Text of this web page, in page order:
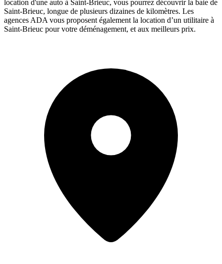
location d'une auto à Saint-Brieuc, vous pourrez découvrir la baie de
Saint-Brieuc, longue de plusieurs dizaines de kilomètres. Les
agences ADA vous proposent également la location d’un utilitaire à
Saint-Brieuc pour votre déménagement, et aux meilleurs prix.